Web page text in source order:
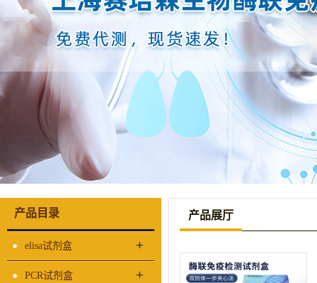
产品目录
elisa试剂盒 +
PCR试剂盒 +
产品展厅